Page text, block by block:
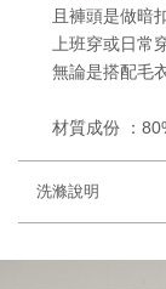
且褲頭是做暗
上班穿或日常
無論是搭配毛
材質成份 ：
洗滌說明